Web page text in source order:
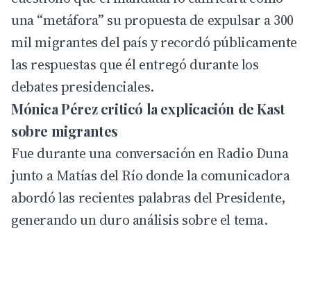
una “metáfora” su propuesta de expulsar a 300
mil migrantes del país y recordó públicamente
las respuestas que él entregó durante los
debates presidenciales.
Mónica Pérez criticó la explicación de Kast
sobre migrantes
Fue durante una conversación enRadio Duna
junto a Matías del Río donde la comunicadora
abordó las recientes palabras del Presidente,
generando un duro análisis sobre el tema.